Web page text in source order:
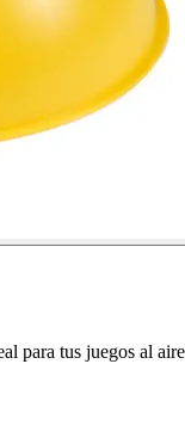
para tus juegos al aire